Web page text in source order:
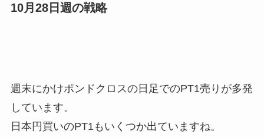
10月28日週の戦略
週末にかけポンドクロスの日足でのPT1売りが多発
しています。
日本円買いのPT1もいくつか出ていますね。